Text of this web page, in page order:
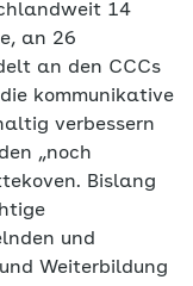
14
an 26
an den CCCs
kommunikative
verbessern
„noch
Bislang
und
Weiterbildung